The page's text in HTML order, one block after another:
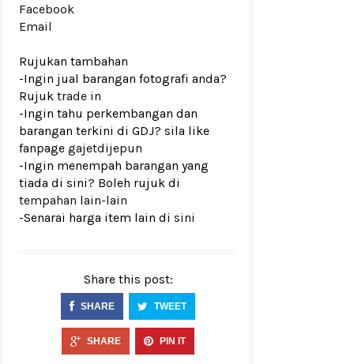
Facebook
Email
Rujukan tambahan
-Ingin jual barangan fotografi anda?
Rujuk trade in
-Ingin tahu perkembangan dan
barangan terkini di GDJ? sila like
fanpage gajetdijepun
-Ingin menempah barangan yang
tiada di sini? Boleh rujuk di
tempahan lain-lain
-Senarai harga item lain di sini
Share this post:
SHARE TWEET
SHARE PIN IT